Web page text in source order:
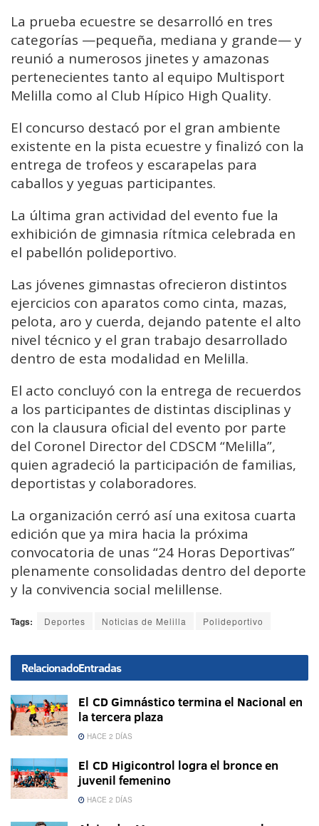
La prueba ecuestre se desarrolló en tres
categorías —pequeña, mediana y grande— y
reunió a numerosos jinetes y amazonas
pertenecientes tanto al equipo Multisport
Melilla como al Club Hípico High Quality.
El concurso destacó por el gran ambiente
existente en la pista ecuestre y finalizó con la
entrega de trofeos y escarapelas para
caballos y yeguas participantes.
La última gran actividad del evento fue la
exhibición de gimnasia rítmica celebrada en
el pabellón polideportivo.
Las jóvenes gimnastas ofrecieron distintos
ejercicios con aparatos como cinta, mazas,
pelota, aro y cuerda, dejando patente el alto
nivel técnico y el gran trabajo desarrollado
dentro de esta modalidad en Melilla.
El acto concluyó con la entrega de recuerdos
a los participantes de distintas disciplinas y
con la clausura oficial del evento por parte
del Coronel Director del CDSCM “Melilla”,
quien agradeció la participación de familias,
deportistas y colaboradores.
La organización cerró así una exitosa cuarta
edición que ya mira hacia la próxima
convocatoria de unas “24 Horas Deportivas”
plenamente consolidadas dentro del deporte
y la convivencia social melillense.
Tags: Deportes Noticias de Melilla Polideportivo
RelacionadoEntradas
El CD Gimnástico termina el Nacional en
la tercera plaza
HACE 2 DÍAS
El CD Higicontrol logra el bronce en
juvenil femenino
HACE 2 DÍAS